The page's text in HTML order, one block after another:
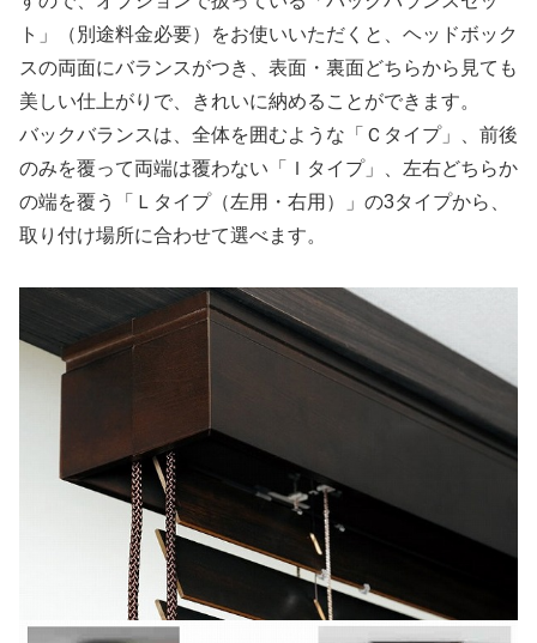
ト」（別途料金必要）をお使いいただくと、ヘッドボック
スの両面にバランスがつき、表面・裏面どちらから見ても
美しい仕上がりで、きれいに納めることができます。
バックバランスは、全体を囲むような「Ｃタイプ」、前後
のみを覆って両端は覆わない「Ｉタイプ」、左右どちらか
の端を覆う「Ｌタイプ（左用・右用）」の3タイプから、
取り付け場所に合わせて選べます。